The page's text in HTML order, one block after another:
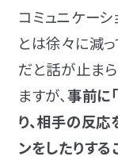
コミュニケー
とは徐々に減
だと話が止ま
ますが、事前に
り、相手の反応
ンをしたりする